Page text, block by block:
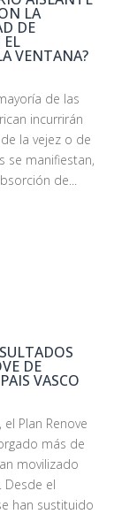
LA
DE
EL
VENTANA?
de las
incurrirán
la vejez o de
se manifiestan,
de...
DE
VASCO
Plan Renove
más de
movilizado
Desde el
han sustituido